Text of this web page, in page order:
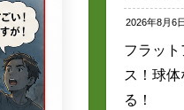
2026年8月6日
フラッ
ス！球
る！